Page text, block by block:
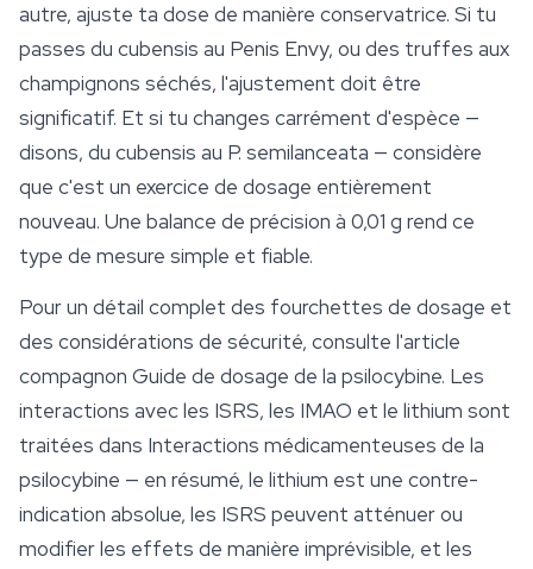
autre, ajuste ta dose de manière conservatrice. Si tu
passes du cubensis au Penis Envy, ou des truffes aux
champignons séchés, l'ajustement doit être
significatif. Et si tu changes carrément d'espèce —
disons, du cubensis au P. semilanceata — considère
que c'est un exercice de dosage entièrement
nouveau. Une balance de précision à 0,01 g rend ce
type de mesure simple et fiable.
Pour un détail complet des fourchettes de dosage et
des considérations de sécurité, consulte l'article
compagnon Guide de dosage de la psilocybine. Les
interactions avec les ISRS, les IMAO et le lithium sont
traitées dans Interactions médicamenteuses de la
psilocybine — en résumé, le lithium est une contre-
indication absolue, les ISRS peuvent atténuer ou
modifier les effets de manière imprévisible, et les